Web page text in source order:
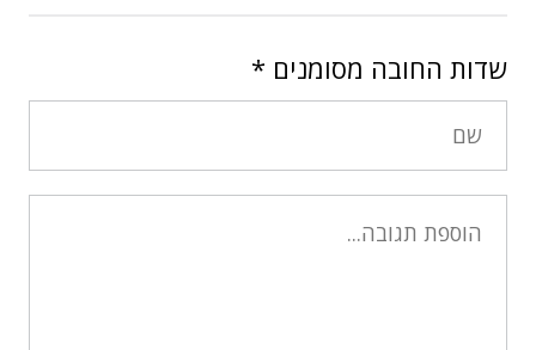
שדות החובה מסומנים *